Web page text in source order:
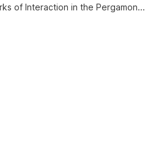
of Interaction in the Pergamon...